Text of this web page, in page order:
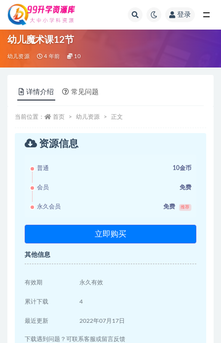
登录
幼儿魔术课12节
幼儿资源 4 年前 10
详情介绍 常见问题
当前位置： 首页 幼儿资源 正文
资源信息
普通 10金币
会员 免费
永久会员 免费 推荐
立即购买
其他信息
有效期 永久有效
累计下载 4
最近更新 2022年07月17日
下载遇到问题？可联系客服或留言反馈